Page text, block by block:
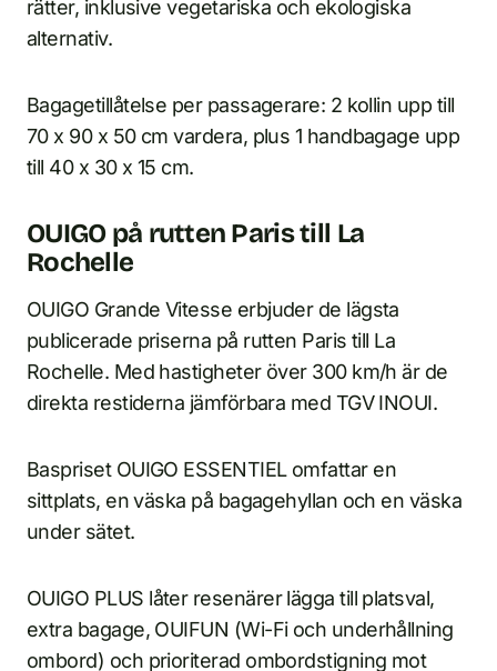
rätter, inklusive vegetariska och ekologiska
alternativ.
Bagagetillåtelse per passagerare: 2 kollin upp till
70 x 90 x 50 cm vardera, plus 1 handbagage upp
till 40 x 30 x 15 cm.
OUIGO på rutten Paris till La
Rochelle
OUIGO Grande Vitesse erbjuder de lägsta
publicerade priserna på rutten Paris till La
Rochelle. Med hastigheter över 300 km/h är de
direkta restiderna jämförbara med TGV INOUI.
Baspriset OUIGO ESSENTIEL omfattar en
sittplats, en väska på bagagehyllan och en väska
under sätet.
OUIGO PLUS låter resenärer lägga till platsval,
extra bagage, OUIFUN (Wi-Fi och underhållning
ombord) och prioriterad ombordstigning mot